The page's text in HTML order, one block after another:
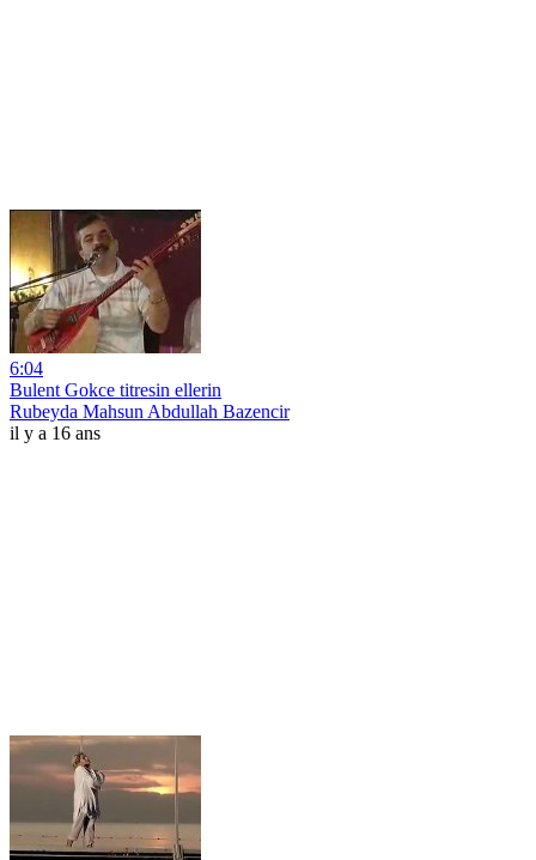
6:04
Bulent Gokce titresin ellerin
Rubeyda Mahsun Abdullah Bazencir
il y a 16 ans